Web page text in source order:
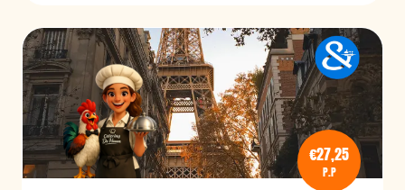
€27,25
P.P